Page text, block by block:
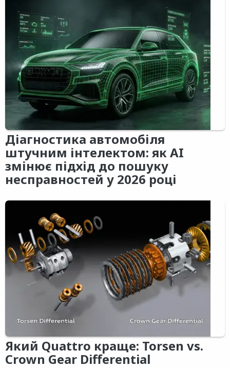
Діагностика автомобіля
штучним інтелектом: як AI
змінює підхід до пошуку
несправностей у 2026 році
Який Quattro краще: Torsen vs.
Crown Gear Differential